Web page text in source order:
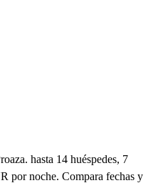
hasta 14 huéspedes, 7
por noche. Compara fechas y